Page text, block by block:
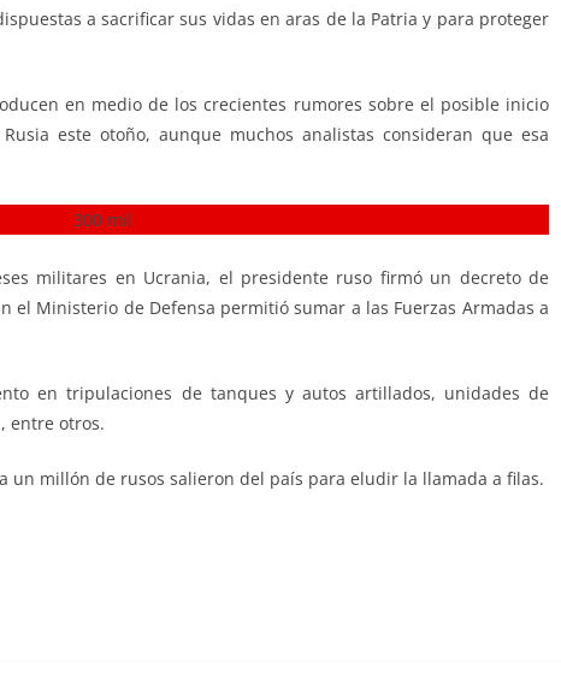
a sacrificar sus vidas en aras de la Patria y para proteger
en medio de los crecientes rumores sobre el posible inicio
este otoño, aunque muchos analistas consideran que esa
militares en Ucrania, el presidente ruso firmó un decreto de
el Ministerio de Defensa permitió sumar a las Fuerzas Armadas a
en tripulaciones de tanques y autos artillados, unidades de
entre otros.
un millón de rusos salieron del país para eludir la llamada a filas.